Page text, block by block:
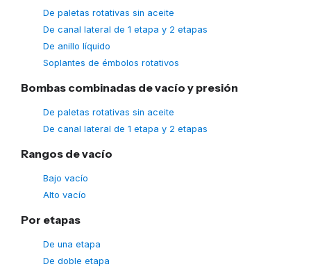
De paletas rotativas sin aceite
De canal lateral de 1 etapa y 2 etapas
De anillo líquido
Soplantes de émbolos rotativos
Bombas combinadas de vacío y presión
De paletas rotativas sin aceite
De canal lateral de 1 etapa y 2 etapas
Rangos de vacío
Bajo vacío
Alto vacío
Por etapas
De una etapa
De doble etapa